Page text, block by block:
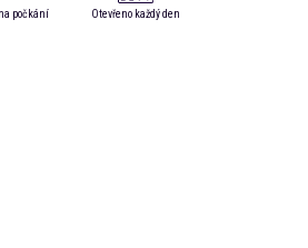
počkání Otevřeno každý den